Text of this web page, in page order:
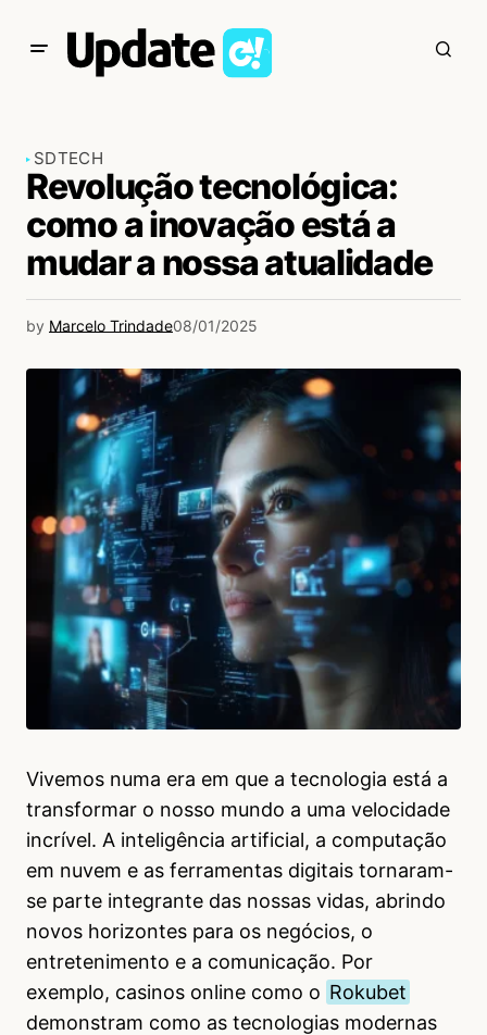
SDTECH
Revolução tecnológica:
como a inovação está a
mudar a nossa atualidade
by Marcelo Trindade08/01/2025
Vivemos numa era em que a tecnologia está a
transformar o nosso mundo a uma velocidade
incrível. A inteligência artificial, a computação
em nuvem e as ferramentas digitais tornaram-
se parte integrante das nossas vidas, abrindo
novos horizontes para os negócios, o
entretenimento e a comunicação. Por
exemplo, casinos online como o Rokubet
demonstram como as tecnologias modernas